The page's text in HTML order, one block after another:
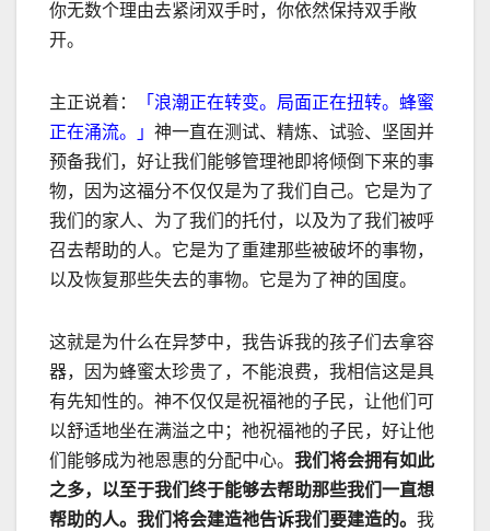
你无数个理由去紧闭双手时，你依然保持双手敞
开。
主正说着：
「浪潮正在转变。局面正在扭转。蜂蜜
正在涌流。」 神一直在测试、精炼、试验、坚固并
预备我们，好让我们能够管理祂即将倾倒下来的事
物，因为这福分不仅仅是为了我们自己。它是为了
我们的家人、为了我们的托付，以及为了我们被呼
召去帮助的人。它是为了重建那些被破坏的事物，
以及恢复那些失去的事物。它是为了神的国度。
这就是为什么在异梦中，我告诉我的孩子们去拿容
器，因为蜂蜜太珍贵了，不能浪费，我相信这是具
有先知性的。神不仅仅是祝福祂的子民，让他们可
以舒适地坐在满溢之中；祂祝福祂的子民，好让他
们能够成为祂恩惠的分配中心。 我们将会拥有如此
之多，以至于我们终于能够去帮助那些我们一直想
帮助的人。我们将会建造祂告诉我们要建造的。 我